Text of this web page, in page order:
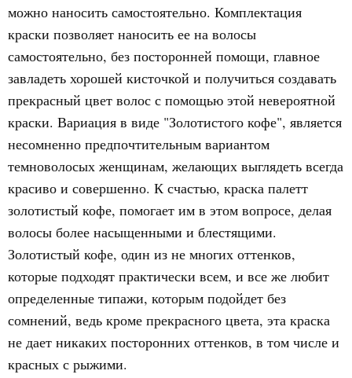
можно наносить самостоятельно. Комплектация
краски позволяет наносить ее на волосы
самостоятельно, без посторонней помощи, главное
завладеть хорошей кисточкой и получиться создавать
прекрасный цвет волос с помощью этой невероятной
краски. Вариация в виде "Золотистого кофе", является
несомненно предпочтительным вариантом
темноволосых женщинам, желающих выглядеть всегда
красиво и совершенно. К счастью, краска палетт
золотистый кофе, помогает им в этом вопросе, делая
волосы более насыщенными и блестящими.
Золотистый кофе, один из не многих оттенков,
которые подходят практически всем, и все же любит
определенные типажи, которым подойдет без
сомнений, ведь кроме прекрасного цвета, эта краска
не дает никаких посторонних оттенков, в том числе и
красных с рыжими.